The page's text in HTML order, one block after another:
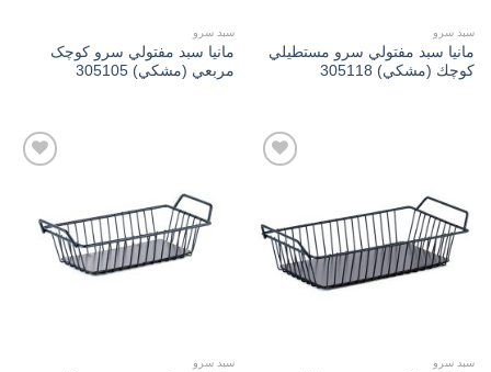
سبد سرو
مانیا سبد مفتولي سرو مستطیلي
كوچك (مشكي) 305118
سبد سرو
مانیا سبد مفتولي سرو کوچک
مربعي (مشكي) 305105
wishlist
سبد سرو
Add to
wishlist
سبد سرو